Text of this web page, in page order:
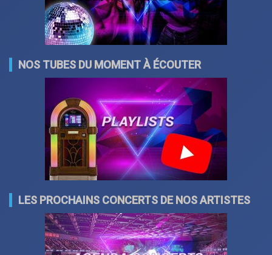
NOS TUBES DU MOMENT À ÉCOUTER
LES PROCHAINS CONCERTS DE NOS ARTISTES